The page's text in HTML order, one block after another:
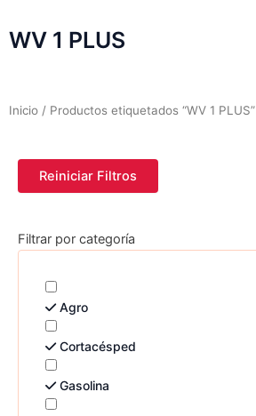
WV 1 PLUS
Inicio / Productos etiquetados “WV 1 PLUS”
Reiniciar Filtros
Filtrar por categoría
Agro
Cortacésped
Gasolina